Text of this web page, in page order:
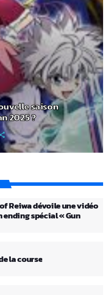
saison
2025 ?
Reiwa dévoile une vidéo
ending spécial « Gun
la course